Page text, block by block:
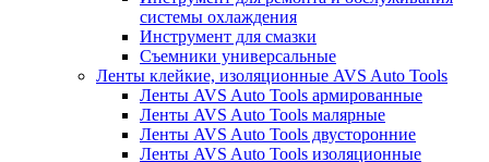
системы охлаждения
Инструмент для смазки
Съемники универсальные
Ленты клейкие, изоляционные AVS Auto Tools
Ленты AVS Auto Tools армированные
Ленты AVS Auto Tools малярные
Ленты AVS Auto Tools двусторонние
Ленты AVS Auto Tools изоляционные